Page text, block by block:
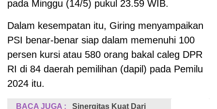
pada Minggu (14/5) pukul 23.59 WIB.
Dalam kesempatan itu, Giring menyampaikan
PSI benar-benar siap dalam memenuhi 100
persen kursi atau 580 orang bakal caleg DPR
RI di 84 daerah pemilihan (dapil) pada Pemilu
2024 itu.
BACA JUGA :
Sinergitas Kuat Dari